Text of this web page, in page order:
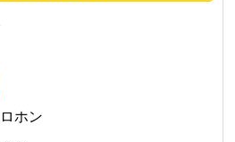
ホン